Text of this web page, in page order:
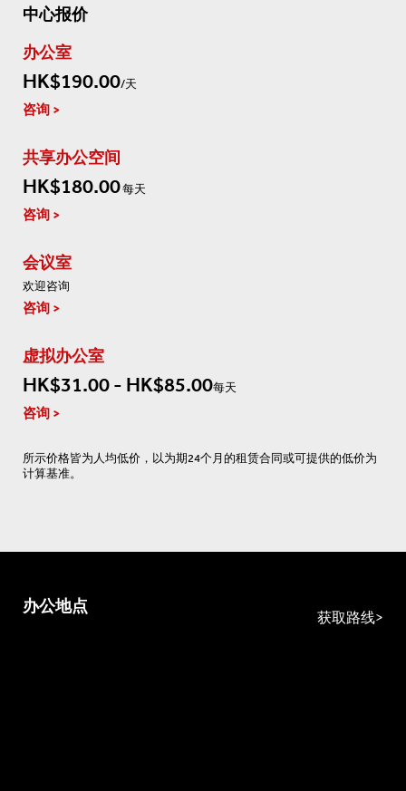
中心报价
办公室
HK$190.00/天
咨询
共享办公空间
HK$180.00每天
咨询
会议室
欢迎咨询
咨询
虚拟办公室
HK$31.00 - HK$85.00每天
咨询
所示价格皆为人均低价，以为期24个月的租赁合同或可提供的低价为
计算基准。
办公地点
获取路线